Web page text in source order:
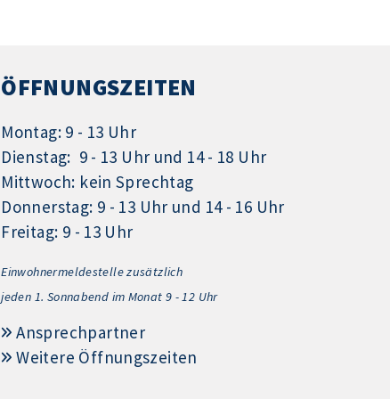
ÖFFNUNGSZEITEN
Montag: 9 - 13 Uhr
Dienstag: 9 - 13 Uhr und 14 - 18 Uhr
Mittwoch: kein Sprechtag
Donnerstag: 9 - 13 Uhr und 14 - 16 Uhr
Freitag: 9 - 13 Uhr
Einwohnermeldestelle zusätzlich
jeden 1. Sonnabend im Monat 9 - 12 Uhr
Ansprechpartner
Weitere Öffnungszeiten